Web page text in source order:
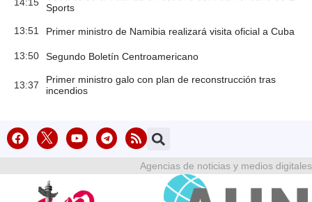
Sports
13:51 Primer ministro de Namibia realizará visita oficial a Cuba
13:50 Segundo Boletín Centroamericano
13:37
Primer ministro galo con plan de reconstrucción tras
incendios
Agencias de noticias y medios digitales